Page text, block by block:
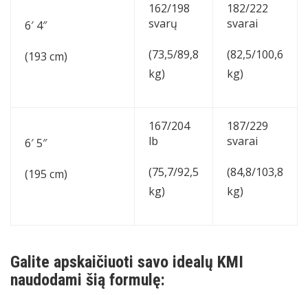
6′ 4″
(193 cm)
162/198
svarų
(73,5/89,8
kg)
182/222
svarai
(82,5/100,6
kg)
6′ 5″
(195 cm)
167/204
lb
(75,7/92,5
kg)
187/229
svarai
(84,8/103,8
kg)
Galite apskaičiuoti savo idealų KMI
naudodami šią formulę: